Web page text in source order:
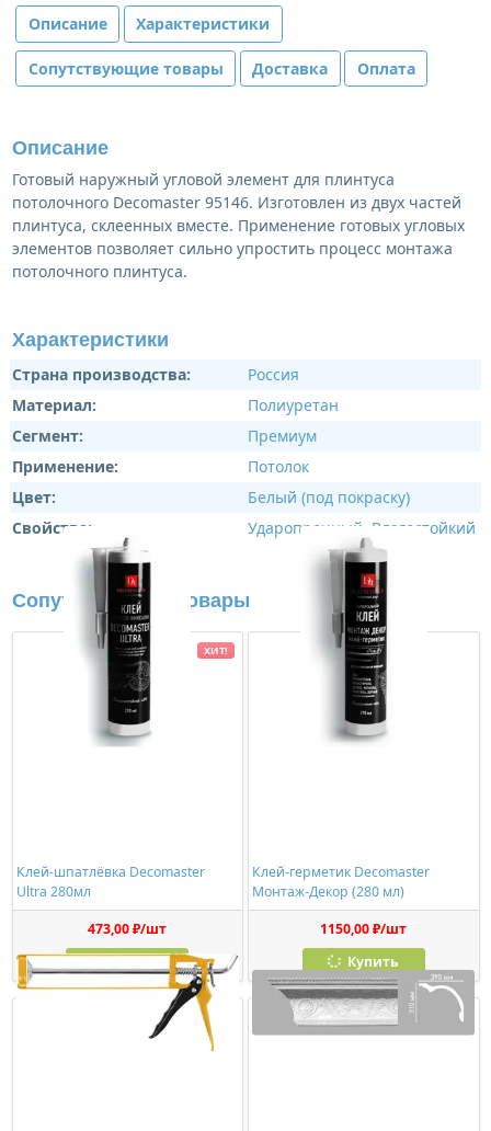
Описание Характеристики
Сопутствующие товары Доставка Оплата
Описание
Готовый наружный угловой элемент для плинтуса
потолочного Decomaster 95146. Изготовлен из двух частей
плинтуса, склеенных вместе. Применение готовых угловых
элементов позволяет сильно упростить процесс монтажа
потолочного плинтуса.
Характеристики
Страна производства:
Россия
Материал:
Полиуретан
Сегмент:
Премиум
Применение:
Потолок
Цвет:
Белый (под покраску)
Свойства:
Ударопрочный Влагостойкий
Сопутствующие товары
Клей-шпатлёвка Decomaster
Ultra 280мл
473,00 ₽/шт
Купить
ХИТ!
Клей-герметик Decomaster
Монтаж-Декор (280 мл)
1150,00 ₽/шт
Купить